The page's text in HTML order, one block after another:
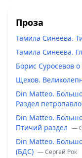
Проза
Тамила Синеева.
Тамила Синеева.
Борис Суросевов о
Щехов.
Din Matteo.
Раздел
Din Matteo.
Птичий раздел —
Din Matteo.
(БДС) — Сергей Рок